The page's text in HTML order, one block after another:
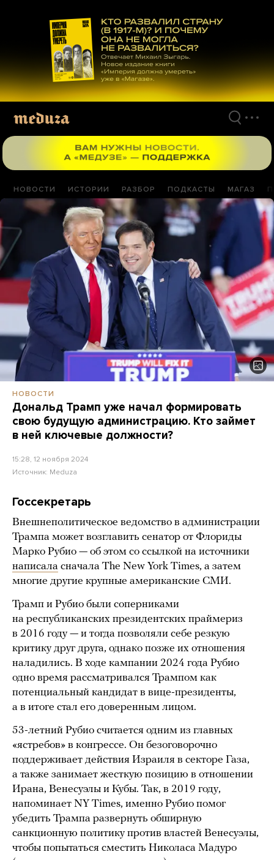
материалам
НОВОСТИ ИСТОРИИ РАЗБОР ПОДКАСТЫ МАГАЗ
НОВОСТИ
Дональд Трамп уже начал формировать
свою будущую администрацию. Кто займет
в ней ключевые должности?
15:28, 12 ноября 2024
Источник: Meduza
Госсекретарь
Внешнеполитическое ведомство в администрации
Трампа может возглавить сенатор от Флориды
Марко Рубио — об этом со ссылкой на источники
написала сначала The New York Times, а затем
многие другие крупные американские СМИ.
Трамп и Рубио были соперниками
на республиканских президентских праймериз
в 2016 году — и тогда позволяли себе резкую
критику друг друга, однако позже их отношения
наладились. В ходе кампании 2024 года Рубио
одно время рассматривался Трампом как
потенциальный кандидат в вице-президенты,
а в итоге стал его доверенным лицом.
53-летний Рубио считается одним из главных
«ястребов» в конгрессе. Он безоговорочно
поддерживает действия Израиля в секторе Газа,
а также занимает жесткую позицию в отношении
Ирана, Венесуэлы и Кубы. Так, в 2019 году,
напоминает NY Times, именно Рубио помог
убедить Трампа развернуть обширную
санкционную политику против властей Венесуэлы,
чтобы попытаться сместить Николаса Мадуро